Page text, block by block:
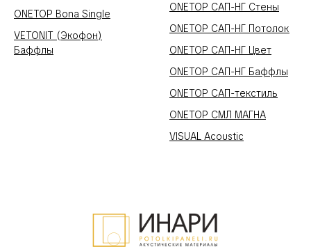
ONETOP Bona Single
VETONIT (Экофон)
Баффлы
ONETOP САП-НГ Стены
ONETOP САП-НГ Потолок
ONETOP САП-НГ Цвет
ONETOP САП-НГ Баффлы
ONETOP САП-текстиль
ONETOP СМЛ МАГНА
VISUAL Acoustic